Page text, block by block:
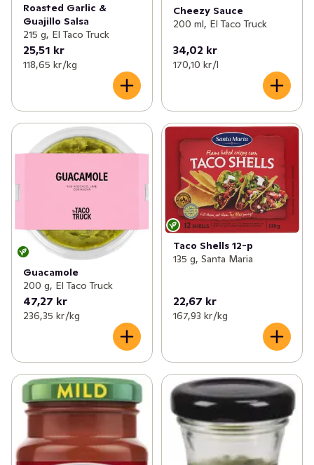
Roasted Garlic &
Guajillo Salsa
215 g, El Taco Truck
25,51 kr
118,65 kr /kg
Cheezy Sauce
200 ml, El Taco Truck
34,02 kr
170,10 kr /l
Guacamole
200 g, El Taco Truck
47,27 kr
236,35 kr /kg
Taco Shells 12-p
135 g, Santa Maria
22,67 kr
167,93 kr /kg